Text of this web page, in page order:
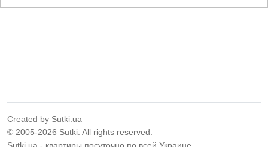
Created by Sutki.ua
© 2005-2026 Sutki. All rights reserved.
Sutki.ua - квартиры посуточно по всей Украине.